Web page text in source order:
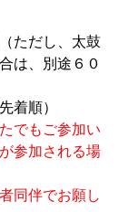
ただし、太鼓
は、別途６０
順）
でもご参加い
参加される場
お願し